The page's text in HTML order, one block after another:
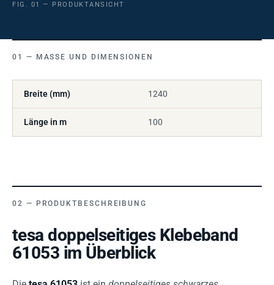
FIG. 01 — PRODUKTANSICHT
MASSE UND DIMENSIONEN
Breite (mm) 1240
Länge in m 100
PRODUKTBESCHREIBUNG
tesa doppelseitiges Klebeband
61053 im Überblick